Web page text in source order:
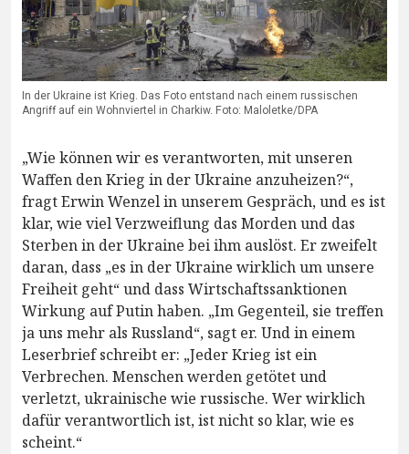
In der Ukraine ist Krieg. Das Foto entstand nach einem russischen
Angriff auf ein Wohnviertel in Charkiw. Foto: Maloletke/DPA
„Wie können wir es verantworten, mit unseren
Waffen den Krieg in der Ukraine anzuheizen?“,
fragt Erwin Wenzel in unserem Gespräch, und es ist
klar, wie viel Verzweiflung das Morden und das
Sterben in der Ukraine bei ihm auslöst. Er zweifelt
daran, dass „es in der Ukraine wirklich um unsere
Freiheit geht“ und dass Wirtschaftssanktionen
Wirkung auf Putin haben. „Im Gegenteil, sie treffen
ja uns mehr als Russland“, sagt er. Und in einem
Leserbrief schreibt er: „Jeder Krieg ist ein
Verbrechen. Menschen werden getötet und
verletzt, ukrainische wie russische. Wer wirklich
dafür verantwortlich ist, ist nicht so klar, wie es
scheint.“